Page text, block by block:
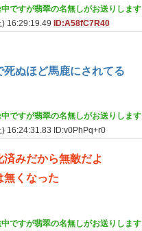
ですが翡翠の名無しがお送りします
16:29:19.49 ID:A58fC7R40
死ぬほど馬鹿にされてる
ですが翡翠の名無しがお送りします
16:24:31.83
ID:v0PhPq+r0
済みだから無敵だよ
無くなった
ですが翡翠の名無しがお送りします